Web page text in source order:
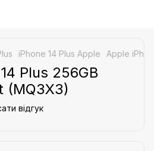
iPhone 14 Plus Apple Apple
Plus 256GB
(MQ3X3)
відгук